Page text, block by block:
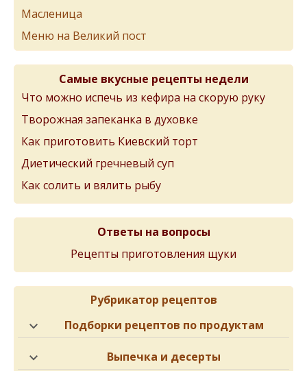
Масленица
Меню на Великий пост
Самые вкусные рецепты недели
Что можно испечь из кефира на скорую руку
Творожная запеканка в духовке
Как приготовить Киевский торт
Диетический гречневый суп
Как солить и вялить рыбу
Ответы на вопросы
Рецепты приготовления щуки
Рубрикатор рецептов
Подборки рецептов по продуктам
Выпечка и десерты